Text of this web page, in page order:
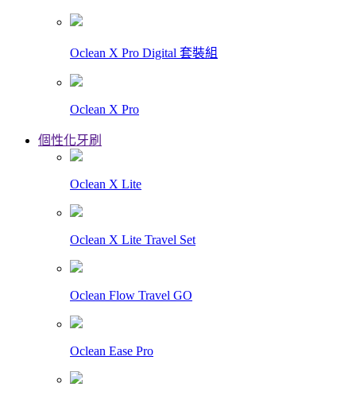
Oclean X Pro Digital 套裝組
Oclean X Pro
個性化牙刷
Oclean X Lite
Oclean X Lite Travel Set
Oclean Flow Travel GO
Oclean Ease Pro